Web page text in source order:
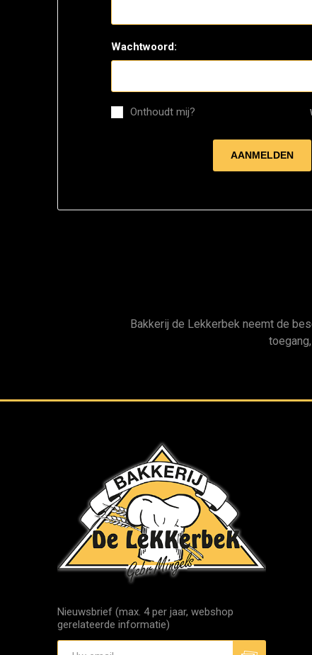
Wachtwoord:
Onthoudt mij?
Bakkerij de Lekkerbek neemt de
Nieuwsbrief (max. 4 per jaar, webshop
gerelateerde informatie)